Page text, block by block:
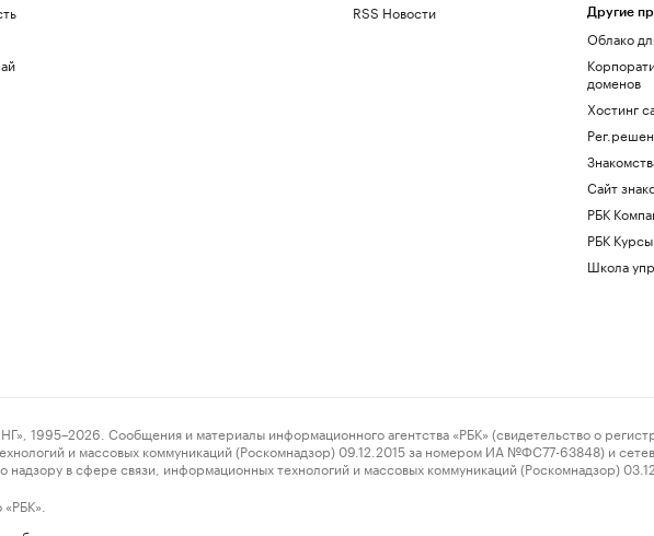
RSS Новости Другие
Облако
доменов
Хостинг
Сайт
РБК
РБК Курсы
Школа
Сообщения и материалы информационного агентства «РБК» (свидетельство о
и массовых коммуникаций (Роскомнадзор) 09.12.2015 за номером ИА №ФС77-63848) и
в сфере связи, информационных технологий и массовых коммуникаций (Роскомнадзор)